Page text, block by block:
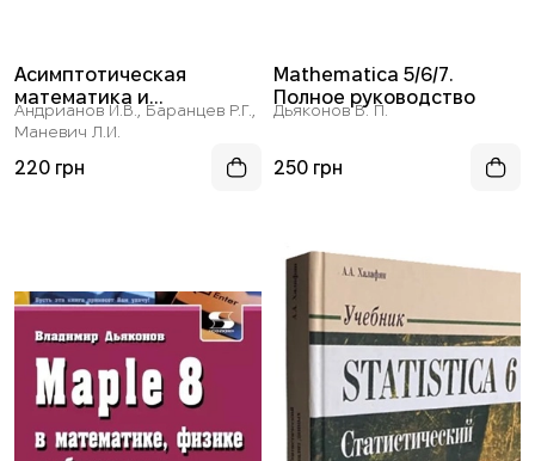
Асимптотическая
математика и
синергетика: Путь к
целостной простоте
Андрианов И.В., Баранцев Р.Г.,
Маневич Л.И.
220 грн
Mathematica 5/6/7.
Полное руководство
Дьяконов В. П.
250 грн